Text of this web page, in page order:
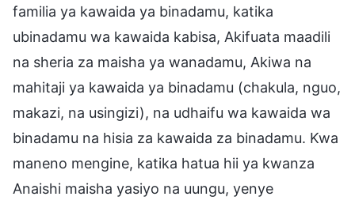
familia ya kawaida ya binadamu, katika
ubinadamu wa kawaida kabisa, Akifuata maadili
na sheria za maisha ya wanadamu, Akiwa na
mahitaji ya kawaida ya binadamu (chakula, nguo,
makazi, na usingizi), na udhaifu wa kawaida wa
binadamu na hisia za kawaida za binadamu. Kwa
maneno mengine, katika hatua hii ya kwanza
Anaishi maisha yasiyo na uungu, yenye